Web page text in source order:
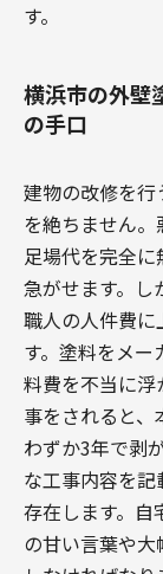
す。
横浜市の外壁
の手口
建物の改修を
を絶ちません
足場代を完全
急がせます。し
職人の人件費
す。塗料をメ
料費を不当に浮
事をされると、
わずか3年で剥
な工事内容を
存在します。自
の甘い言葉や